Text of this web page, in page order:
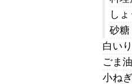
し
砂糖
白い
ごま油
小ね